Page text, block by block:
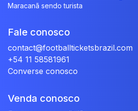
Maracanã sendo turista
Fale conosco
contact@footballticketsbrazil.com
+54 11 58581961
Converse conosco
Venda conosco